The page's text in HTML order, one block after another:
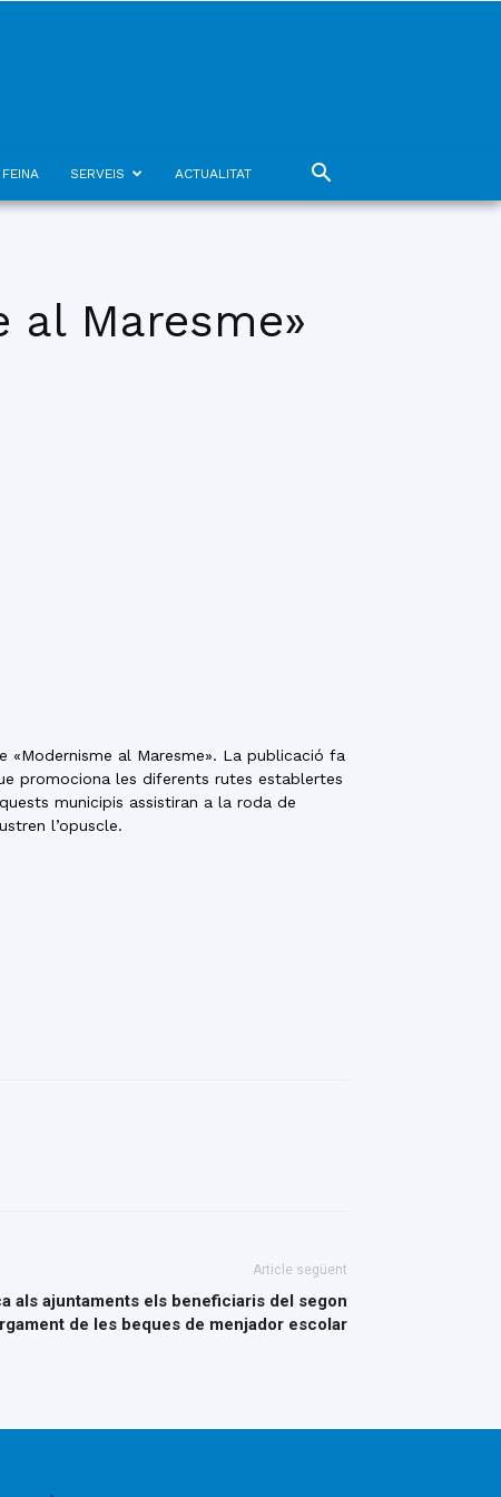
SERVEIS ACTUALITAT
al Maresme»
«Modernisme al Maresme». La publicació fa
promociona les diferents rutes establertes
municipis assistiran a la roda de
l’opuscle.
Article següent
als ajuntaments els beneficiaris del segon
de les beques de menjador escolar